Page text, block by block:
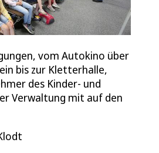
vom Autokino über
bis zur Kletterhalle,
des Kinder- und
Verwaltung mit auf den